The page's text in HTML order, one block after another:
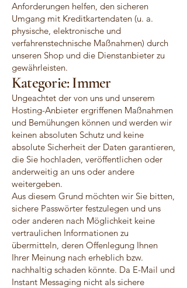
Anforderungen helfen, den sicheren
Umgang mit Kreditkartendaten (u. a.
physische, elektronische und
verfahrenstechnische Maßnahmen) durch
unseren Shop und die Dienstanbieter zu
gewährleisten.
Kategorie: Immer
Ungeachtet der von uns und unserem
Hosting-Anbieter ergriffenen Maßnahmen
und Bemühungen können und werden wir
keinen absoluten Schutz und keine
absolute Sicherheit der Daten garantieren,
die Sie hochladen, veröffentlichen oder
anderweitig an uns oder andere
weitergeben.
Aus diesem Grund möchten wir Sie bitten,
sichere Passwörter festzulegen und uns
oder anderen nach Möglichkeit keine
vertraulichen Informationen zu
übermitteln, deren Offenlegung Ihnen
Ihrer Meinung nach erheblich bzw.
nachhaltig schaden könnte. Da E-Mail und
Instant Messaging nicht als sichere